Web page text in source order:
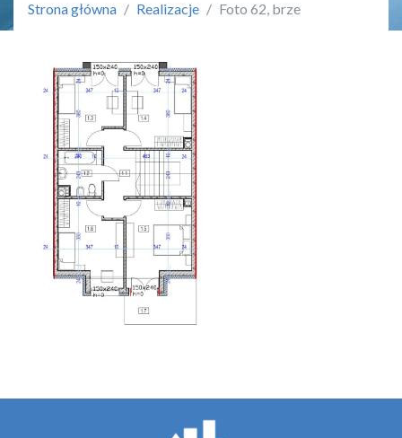
Strona główna Realizacje Foto 62, brze